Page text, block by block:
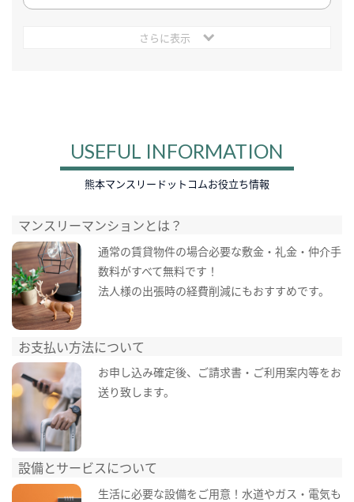
さらに表示
USEFUL INFORMATION
熊本マンスリードットコムお役立ち情報
マンスリーマンションとは？
通常の賃貸物件の場合必要な敷金・礼金・仲介手
数料がすべて無料です！
法人様の出張時の経費削減にもおすすめです。
お支払い方法について
お申し込み確定後、ご請求書・ご利用案内等をお
送り致します。
設備とサービスについて
生活に必要な設備をご用意！水道やガス・電気も